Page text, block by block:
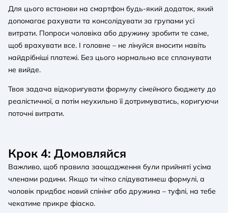
Для цього встанови на смартфон будь-який додаток, який
допомагає рахувати та консолідувати за групами усі
витрати. Попроси чоловіка або дружину зробити те саме,
щоб врахувати все. І головне – не лінуйся вносити навіть
найдрібніші платежі. Без цього нормально все спланувати
не вийде.
Твоя задача відкоригувати формулу сімейного бюджету до
реалістичної, а потім неухильно її дотримуватись, коригуючи
поточні витрати.
Крок 4: Домовляйся
Важливо, щоб правила заощадження були прийняті усіма
членами родини. Якщо ти чітко слідуватимеш формулі, а
чоловік придбає новий спінінг або дружина – туфлі, на тебе
чекатиме прикре фіаско.